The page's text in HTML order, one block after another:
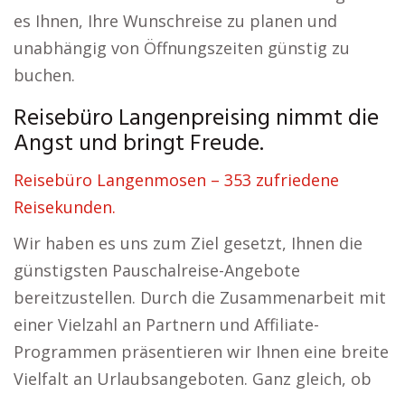
es Ihnen, Ihre Wunschreise zu planen und
unabhängig von Öffnungszeiten günstig zu
buchen.
Reisebüro Langenpreising nimmt die
Angst und bringt Freude.
Reisebüro Langenmosen – 353 zufriedene
Reisekunden.
Wir haben es uns zum Ziel gesetzt, Ihnen die
günstigsten Pauschalreise-Angebote
bereitzustellen. Durch die Zusammenarbeit mit
einer Vielzahl an Partnern und Affiliate-
Programmen präsentieren wir Ihnen eine breite
Vielfalt an Urlaubsangeboten. Ganz gleich, ob